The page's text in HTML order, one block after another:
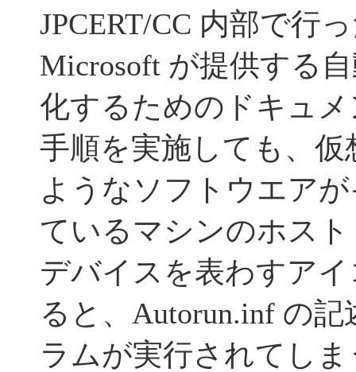
JPCERT/CC 内部で行
Microsoft が提供する
化するためのドキュメ
手順を実施しても、
ようなソフトウエア
ているマシンのホス
デバイスを表わすア
ると、Autorun.inf の
ラムが実行されてし